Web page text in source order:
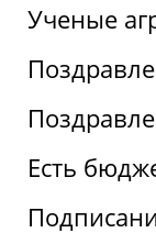
Ученые
Есть